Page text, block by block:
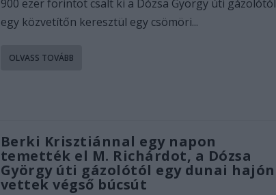
900 ezer forintot csalt ki a Dózsa György úti gázolótól
egy közvetítőn keresztül egy csömöri...
OLVASS TOVÁBB
Berki Krisztiánnal egy napon
temették el M. Richárdot, a Dózsa
György úti gázolótól egy dunai hajón
vettek végső búcsút